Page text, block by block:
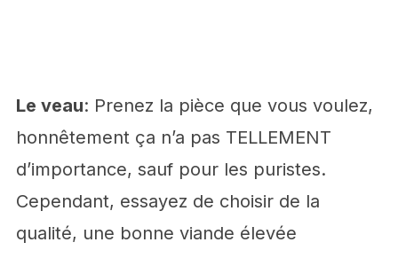
Le veau: Prenez la pièce que vous voulez,
honnêtement ça n’a pas TELLEMENT
d’importance, sauf pour les puristes.
Cependant, essayez de choisir de la
qualité, une bonne viande élevée